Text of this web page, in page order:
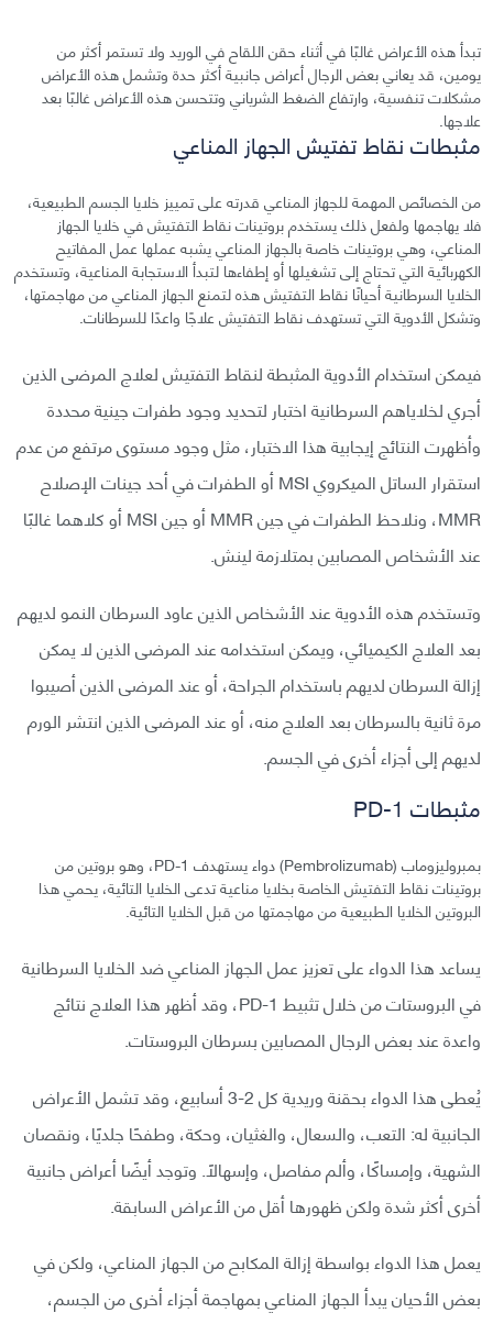
تبدأ هذه الأعراض غالبًا في أثناء حقن اللقاح في الوريد ولا تستمر أكثر من
يومين، قد يعاني بعض الرجال أعراض جانبية أكثر حدة وتشمل هذه الأعراض
مشكلات تنفسية، وارتفاع الضغط الشرياني وتتحسن هذه الأعراض غالبًا بعد
علاجها.
مثبطات نقاط تفتيش الجهاز المناعي
من الخصائص المهمة للجهاز المناعي قدرته على تمييز خلايا الجسم الطبيعية،
فلا يهاجمها ولفعل ذلك يستخدم بروتينات نقاط التفتيش في خلايا الجهاز
المناعي، وهي بروتينات خاصة بالجهاز المناعي يشبه عملها عمل المفاتيح
الكهربائية التي تحتاج إلى تشغيلها أو إطفاءها لتبدأ الاستجابة المناعية، وتستخدم
الخلايا السرطانية أحيانًا نقاط التفتيش هذه لتمنع الجهاز المناعي من مهاجمتها،
وتشكل الأدوية التي تستهدف نقاط التفتيش علاجًا واعدًا للسرطانات.
فيمكن استخدام الأدوية المثبطة لنقاط التفتيش لعلاج المرضى الذين
أجري لخلاياهم السرطانية اختبار لتحديد وجود طفرات جينية محددة
وأظهرت النتائج إيجابية هذا الاختبار، مثل وجود مستوى مرتفع من عدم
استقرار الساتل الميكروي MSI أو الطفرات في أحد جينات الإصلاح
MMR، ونلاحظ الطفرات في جين MMR أو جين MSI أو كلاهما غالبًا
عند الأشخاص المصابين بمتلازمة لينش.
وتستخدم هذه الأدوية عند الأشخاص الذين عاود السرطان النمو لديهم
بعد العلاج الكيميائي، ويمكن استخدامه عند المرضى الذين لا يمكن
إزالة السرطان لديهم باستخدام الجراحة، أو عند المرضى الذين أصيبوا
مرة ثانية بالسرطان بعد العلاج منه، أو عند المرضى الذين انتشر الورم
لديهم إلى أجزاء أخرى في الجسم.
مثبطات PD-1
بمبروليزوماب (Pembrolizumab) دواء يستهدف PD-1، وهو بروتين من
بروتينات نقاط التفتيش الخاصة بخلايا مناعية تدعى الخلايا التائية، يحمي هذا
البروتين الخلايا الطبيعية من مهاجمتها من قبل الخلايا التائية.
يساعد هذا الدواء على تعزيز عمل الجهاز المناعي ضد الخلايا السرطانية
في البروستات من خلال تثبيط PD-1، وقد أظهر هذا العلاج نتائج
واعدة عند بعض الرجال المصابين بسرطان البروستات.
يُعطى هذا الدواء بحقنة وريدية كل 2-3 أسابيع، وقد تشمل الأعراض
الجانبية له: التعب، والسعال، والغثيان، وحكة، وطفحًا جلديًا، ونقصان
الشهية، وإمساكًا، وألم مفاصل، وإسهالًا. وتوجد أيضًا أعراض جانبية
أخرى أكثر شدة ولكن ظهورها أقل من الأعراض السابقة.
يعمل هذا الدواء بواسطة إزالة المكابح من الجهاز المناعي، ولكن في
بعض الأحيان يبدأ الجهاز المناعي بمهاجمة أجزاء أخرى من الجسم،